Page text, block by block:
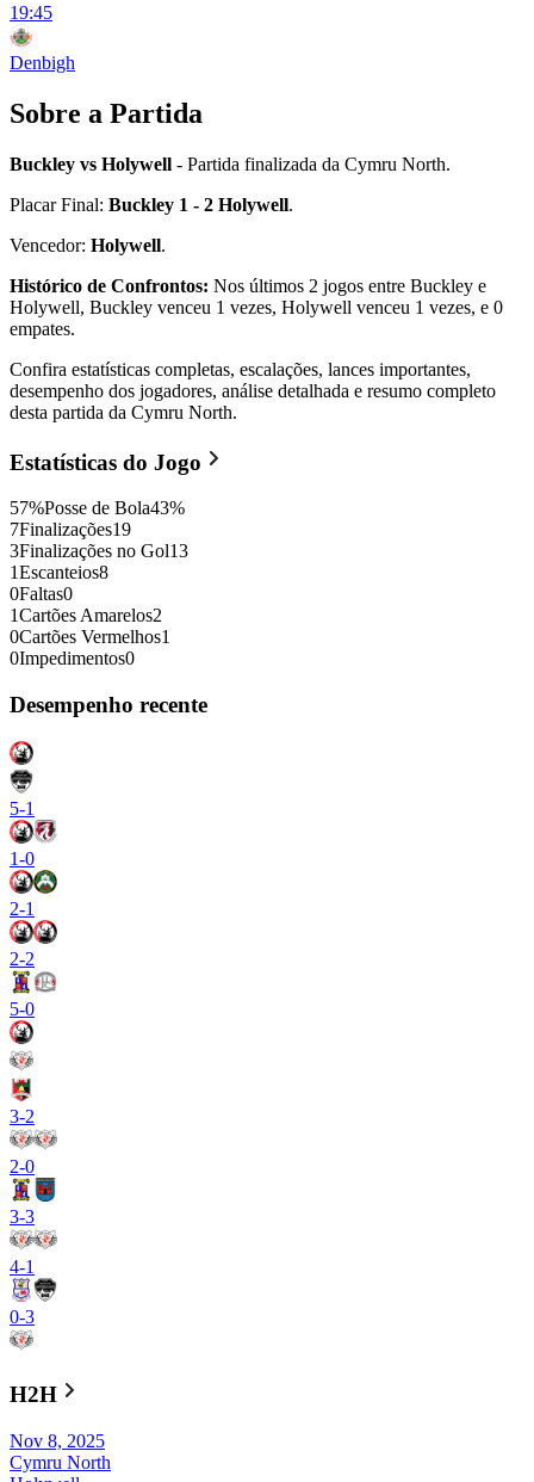
19:45
Denbigh
Sobre a Partida
Buckley vs Holywell - Partida finalizada da Cymru North.
Placar Final: Buckley 1 - 2 Holywell.
Vencedor: Holywell.
Histórico de Confrontos: Nos últimos 2 jogos entre Buckley e
Holywell, Buckley venceu 1 vezes, Holywell venceu 1 vezes, e 0
empates.
Confira estatísticas completas, escalações, lances importantes,
desempenho dos jogadores, análise detalhada e resumo completo
desta partida da Cymru North.
Estatísticas do Jogo
57%Posse de Bola43%
7Finalizações19
3Finalizações no Gol13
1Escanteios8
0Faltas0
1Cartões Amarelos2
0Cartões Vermelhos1
0Impedimentos0
Desempenho recente
5-1
1-0
2-1
2-2
5-0
3-2
2-0
3-3
4-1
0-3
H2H
Nov 8, 2025
Cymru North